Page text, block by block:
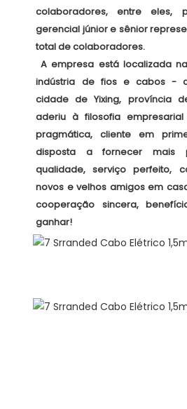
colaboradores, entre eles,
gerencial júnior e sênior
total de colaboradores.
indústria de fios e cabos -
cidade de Yixing, província
aderiu à filosofia
pragmática, cliente em
disposta a fornecer mais
qualidade, serviço perfeito,
novos e velhos amigos em
cooperação sincera,